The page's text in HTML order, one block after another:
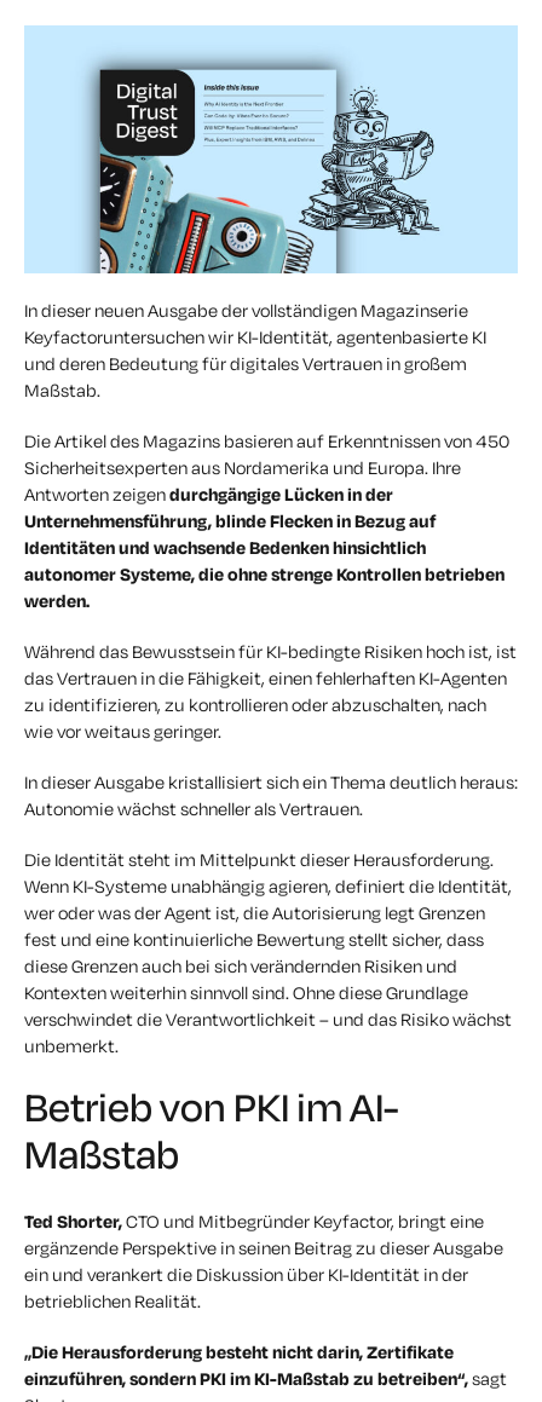
In dieser neuen Ausgabe der vollständigen Magazinserie
Keyfactoruntersuchen wir KI-Identität, agentenbasierte KI
und deren Bedeutung für digitales Vertrauen in großem
Maßstab.
Die Artikel des Magazins basieren auf Erkenntnissen von 450
Sicherheitsexperten aus Nordamerika und Europa. Ihre
Antworten zeigendurchgängige Lücken in der
Unternehmensführung, blinde Flecken in Bezug auf
Identitäten und wachsende Bedenken hinsichtlich
autonomer Systeme, die ohne strenge Kontrollen betrieben
werden.
Während das Bewusstsein für KI-bedingte Risiken hoch ist, ist
das Vertrauen in die Fähigkeit, einen fehlerhaften KI-Agenten
zu identifizieren, zu kontrollieren oder abzuschalten, nach
wie vor weitaus geringer.
In dieser Ausgabe kristallisiert sich ein Thema deutlich heraus:
Autonomie wächst schneller als Vertrauen.
Die Identität steht im Mittelpunkt dieser Herausforderung.
Wenn KI-Systeme unabhängig agieren, definiert die Identität,
wer oder was der Agent ist, die Autorisierung legt Grenzen
fest und eine kontinuierliche Bewertung stellt sicher, dass
diese Grenzen auch bei sich verändernden Risiken und
Kontexten weiterhin sinnvoll sind. Ohne diese Grundlage
verschwindet die Verantwortlichkeit – und das Risiko wächst
unbemerkt.
Betrieb von PKI im AI-
Maßstab
Ted Shorter,CTO und Mitbegründer Keyfactor, bringt eine
ergänzende Perspektive in seinen Beitrag zu dieser Ausgabe
ein und verankert die Diskussion über KI-Identität in der
betrieblichen Realität.
„Die Herausforderung besteht nicht darin, Zertifikate
einzuführen, sondern PKI im KI-Maßstab zu betreiben“,sagt